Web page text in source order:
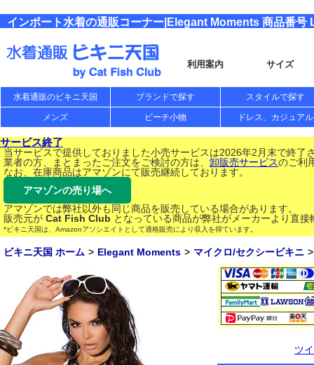
インポート水着の通販コーナー|Elegant Moments 商品番号
利用案内 サイズ
水着通販のビキニ天国 ブランドで探す スタイルで探す
メンズ ビーチ小物 ドレス、カジュアル
サービス終了
当サービスで提供しておりました小売サービスは2026年2月末で終了
業者の方、まとまったご注文をご検討の方は、 卸販売サービスのご利
なお、在庫商品はアマゾンにて販売継続しております。
アマゾンの売り場へ
アマゾンでは弊社以外も同じ商品を販売している場合があります。
販売元が Cat Fish Club となっている商品が弊社がメーカーより直
*ビキニ天国は、Amazonアソシエイトとして適格販売により収入を得ています。
ビキニ天国 ホーム Elegant Moments マイクロ/セクシービキニ
ツ